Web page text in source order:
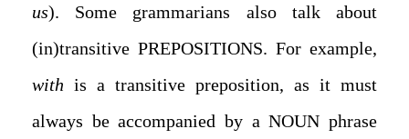
us). Some grammarians also talk about
(in)transitive PREPOSITIONS. For example,
with is a transitive preposition, as it must
always be accompanied by a NOUN phrase